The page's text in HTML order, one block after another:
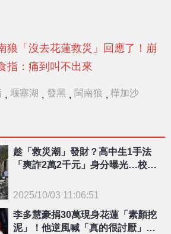
狼「沒去花蓮救災」回應了！崩
指：痛到叫不出來
, 堰塞湖 , 發黑 , 閩南狼 , 樺加沙
趁「救災潮」發財？高中生1手法
「爽詐2萬2千元」身分曝光…校方
2025/10/03 11:06:51
李多慧豪捐30萬現身花蓮「素顏挖
泥」！他逆風喊「真的很討厭」反